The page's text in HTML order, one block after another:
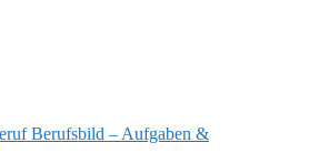
Berufsbild – Aufgaben &